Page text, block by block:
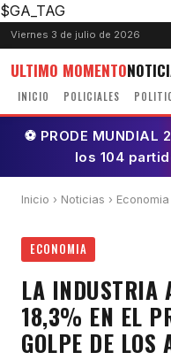
$GA_TAG
Viernes 3 de julio de 2026
ULTIMO MOMENTO
INICIO POLICIALES
⚽ PRODE
los 104
Inicio › Noticias › Economia
ECONOMIA
LA INDUSTRIA
18,3% EN EL
GOLPE DE LOS